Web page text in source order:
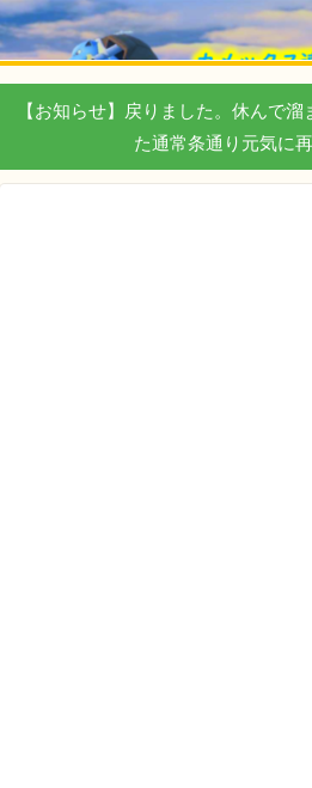
【お知らせ】戻りました。休んで
た通常条通り元気に再